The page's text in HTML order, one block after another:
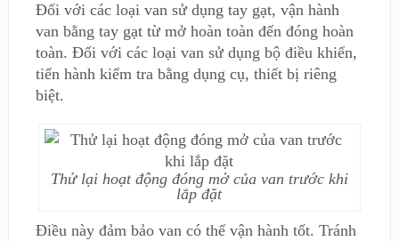
Đối với các loại van sử dụng tay gạt, vận hành
van bằng tay gạt từ mở hoàn toàn đến đóng hoàn
toàn. Đối với các loại van sử dụng bộ điều khiển,
tiến hành kiểm tra bằng dụng cụ, thiết bị riêng
biệt.
Thử lại hoạt động đóng mở của van trước khi
lắp đặt
Điều này đảm bảo van có thể vận hành tốt. Tránh